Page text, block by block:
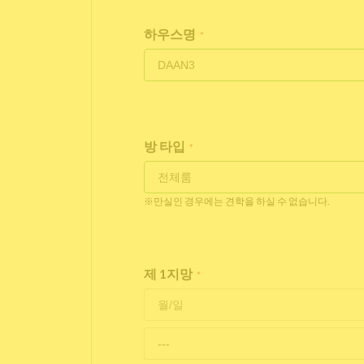
하우스명 *
방 타입 *
※만실인 경우에는 견학을 하실 수 없습니다.
제 1지망 *